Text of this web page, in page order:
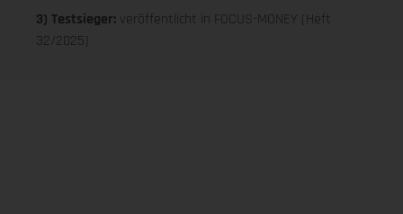
3) Testsieger: veröffentlicht in FOCUS-MONEY (Heft
32/2025)